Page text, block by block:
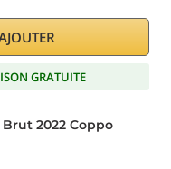
GRATUITE
2022 Coppo